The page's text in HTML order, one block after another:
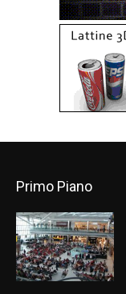
Primo Piano